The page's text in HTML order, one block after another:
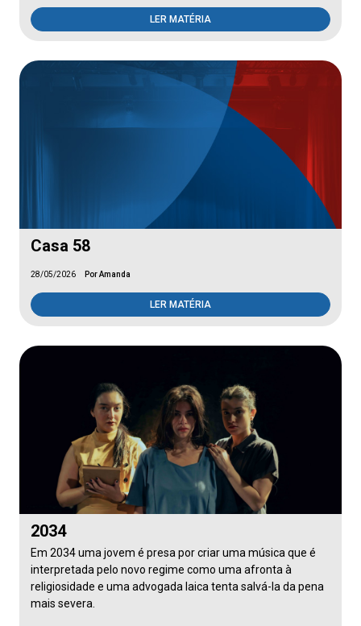
LER MATÉRIA
Casa 58
28/05/2026 Por Amanda
LER MATÉRIA
2034
Em 2034 uma jovem é presa por criar uma música que é
interpretada pelo novo regime como uma afronta à
religiosidade e uma advogada laica tenta salvá-la da pena
mais severa.